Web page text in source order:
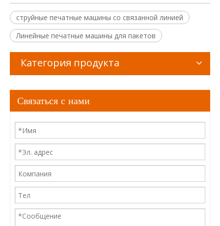
струйные печатные машины со связанной линией
Линейные печатные машины для пакетов
Категория продукта
Связаться с нами